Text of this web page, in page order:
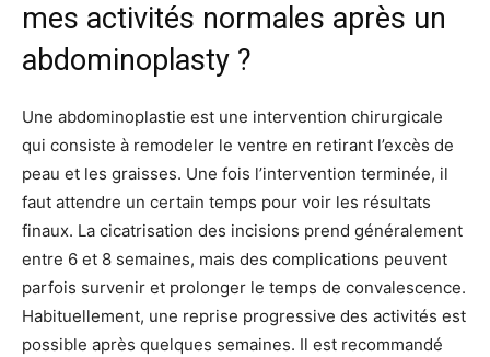
mes activités normales après un
abdominoplasty ?
Une abdominoplastie est une intervention chirurgicale
qui consiste à remodeler le ventre en retirant l’excès de
peau et les graisses. Une fois l’intervention terminée, il
faut attendre un certain temps pour voir les résultats
finaux. La cicatrisation des incisions prend généralement
entre 6 et 8 semaines, mais des complications peuvent
parfois survenir et prolonger le temps de convalescence.
Habituellement, une reprise progressive des activités est
possible après quelques semaines. Il est recommandé